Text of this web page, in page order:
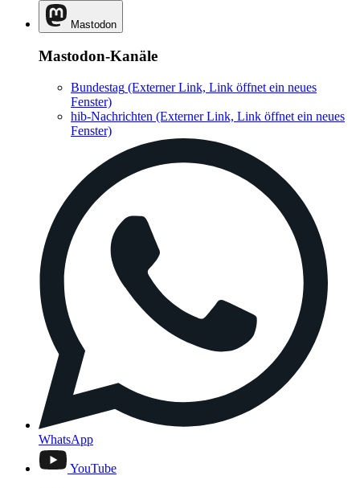
Mastodon
Mastodon-Kanäle
Bundestag (Externer Link, Link öffnet ein neues
Fenster)
hib-Nachrichten (Externer Link, Link öffnet ein neues
Fenster)
WhatsApp
YouTube